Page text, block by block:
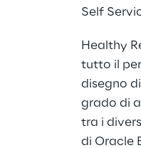
Self
Healthy
tutto il
disegno
grado di
tra i
di Oracle